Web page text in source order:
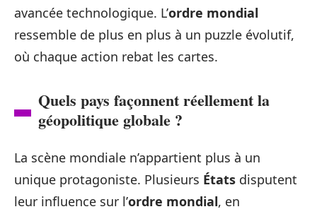
avancée technologique. L’ordre mondial
ressemble de plus en plus à un puzzle évolutif,
où chaque action rebat les cartes.
Quels pays façonnent réellement la
géopolitique globale ?
La scène mondiale n’appartient plus à un
unique protagoniste. Plusieurs États disputent
leur influence sur l’ordre mondial, en